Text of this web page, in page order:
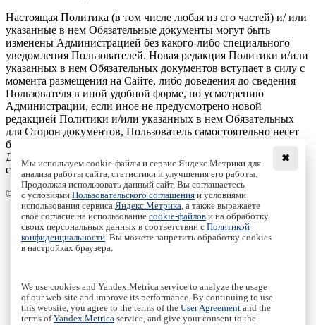
Настоящая Политика (в том числе любая из его частей) и/ или
указанные в нем Обязательные документы могут быть
изменены Администрацией без какого-либо специального
уведомления Пользователей. Новая редакция Политики и/или
указанных в нем Обязательных документов вступает в силу с
момента размещения на Сайте, либо доведения до сведения
Пользователя в иной удобной форме, по усмотрению
Администрации, если иное не предусмотрено новой
редакцией Политики и/или указанных в нем Обязательных
для Сторон документов, Пользователь самостоятельно несет
бремя проверки изменений и/или дополнений в Политики.
Действующая редакция Соглашения постоянно находится на
странице по адресу: /cookies/.
© Institute of Computer Science Izhevsk, 2005 - 2026
About Journal
Editorial Board
Author Information
Publishing Ethics
Authors
Archive
Пользовательское соглашение|Terms and conditions
✖
Мы используем cookie-файлы и сервис Яндекс.Метрики для
анализа работы сайта, статистики и улучшения его работы.
Продолжая использовать данный сайт, Вы соглашаетесь
с условиями Пользовательского соглашения и условиями
использования сервиса Яндекс.Метрика , а также выражаете
своё согласие на использование cookie-файлов и на обработку
своих персональных данных в соответствии с Политикой
конфиденциальности . Вы можете запретить обработку cookies
в настройках браузера.
We use cookies and Yandex.Metrica service to analyze the usage
of our web-site and improve its performance. By continuing to use
this website, you agree to the terms of the User Agreement and the
terms ofYandex.Metrica service, and give your consent to the